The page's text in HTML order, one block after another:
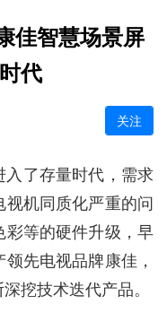
佳智慧场景屏
代
关注
了存量时代，需求
机同质化严重的问
等的硬件升级，早
先电视品牌康佳，
挖技术迭代产品。